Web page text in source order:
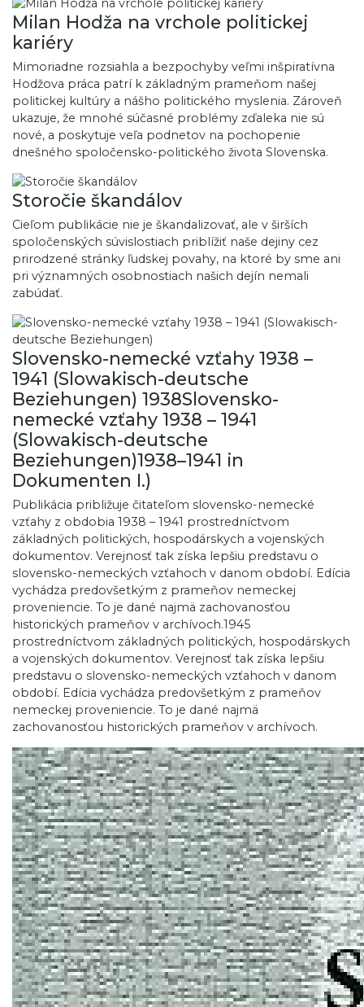
Milan Hodža na vrchole politickej
kariéry
Mimoriadne rozsiahla a bezpochyby veľmi inšpiratívna
Hodžova práca patrí k základným prameňom našej
politickej kultúry a nášho politického myslenia. Zároveň
ukazuje, že mnohé súčasné problémy zďaleka nie sú
nové, a poskytuje veľa podnetov na pochopenie
dnešného spoločensko-politického života Slovenska.
Storočie škandálov
Cieľom publikácie nie je škandalizovať, ale v širších
spoločenských súvislostiach priblížiť naše dejiny cez
prirodzené stránky ľudskej povahy, na ktoré by sme ani
pri významných osobnostiach našich dejín nemali
zabúdať.
Slovensko-nemecké vzťahy 1938 –
1941 (Slowakisch-deutsche
Beziehungen) 1938Slovensko-
nemecké vzťahy 1938 – 1941
(Slowakisch-deutsche
Beziehungen)1938–1941 in
Dokumenten I.)
Publikácia približuje čitateľom slovensko-nemecké
vzťahy z obdobia 1938 – 1941 prostredníctvom
základných politických, hospodárskych a vojenských
dokumentov. Verejnosť tak získa lepšiu predstavu o
slovensko-nemeckých vzťahoch v danom období. Edícia
vychádza predovšetkým z prameňov nemeckej
proveniencie. To je dané najmä zachovanosťou
historických prameňov v archívoch.1945
prostredníctvom základných politických, hospodárskych
a vojenských dokumentov. Verejnosť tak získa lepšiu
predstavu o slovensko-nemeckých vzťahoch v danom
období. Edícia vychádza predovšetkým z prameňov
nemeckej proveniencie. To je dané najmä
zachovanosťou historických prameňov v archívoch.